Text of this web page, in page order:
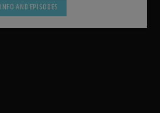
INFO AND EPISODES